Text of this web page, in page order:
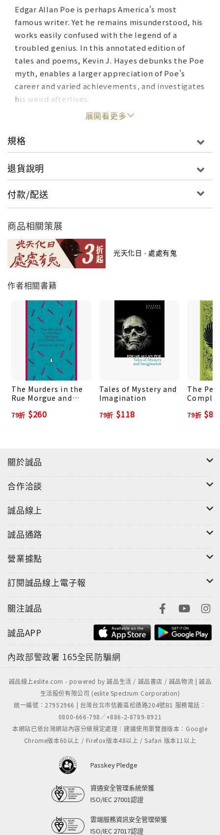
Edgar Allan Poe is perhaps America's most
famous writer. Yet he remains misunderstood, his
works easily confused with the legend of a
troubled genius. In this annotated edition of
tales and poems, Kevin J. Hayes debunks the Poe
myth, enables a larger appreciation of Poe's
career and varied achievements, and investigates
his weird afterlives.
展開看更多
規格
退貨說明
付款/配送
商品相關策展
光天化日 ‧ 處處有鬼
作者相關書籍
The Murders in the
Rue Morgue and
79折 $260
Tales of Mystery and
Imagination
79折 $118
The
Allan
79折
關於誠品
合作洽談
誠品線上
誠品通路
營業據點
訂閱誠品線上電子報
關注誠品
誠品APP
內政部警政署 165全民防騙網
誠品線上eslite.com - powered by 誠品生活 / 誠品書店 / 誠品物流 | 誠品
生活股份有限公司 (eslite Spectrum Corporation)
統一編號：27952966 | 台灣台北市信義區松德路204號B1 服務電話：
0800-666-798／+886-2-8789-8921
本網站已依台灣網站內容分級規定處理｜建議使用瀏覽器版本：Google
Chrome版本60以上 / Firefox版本48以上 / Safari 版本11以上
Passkey Pledge
資通安全管理系統榮獲
ISO/IEC 27001認證
雲端服務資訊安全管理榮獲
ISO/IEC 27017認證